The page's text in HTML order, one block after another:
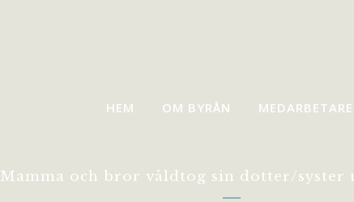
HEM OM BYRÅN MEDARBETARE
Mamma och bror våldtog sin dotter/syster